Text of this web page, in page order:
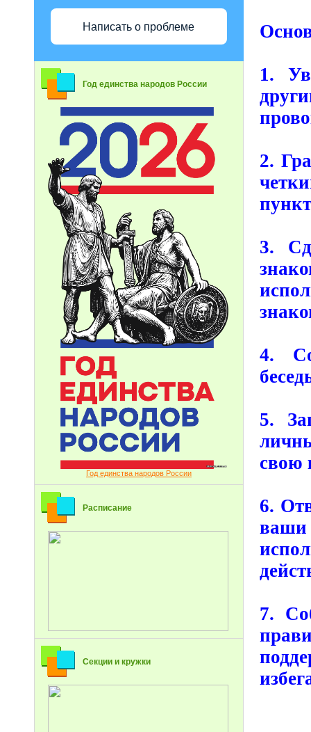
Написать о проблеме
Год единства народов России
Год единства народов России
Расписание
Секции и кружки
1.
2.
3.
4.
5.
свою
6.
7.